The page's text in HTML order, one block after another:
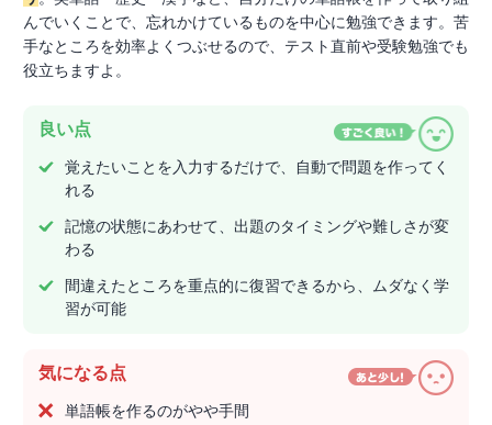
んでいくことで、忘れかけているものを中心に勉強できます。苦
手なところを効率よくつぶせるので、テスト直前や受験勉強でも
役立ちますよ。
良い点
覚えたいことを入力するだけで、自動で問題を作ってく
れる
記憶の状態にあわせて、出題のタイミングや難しさが変
わる
間違えたところを重点的に復習できるから、ムダなく学
習が可能
気になる点
単語帳を作るのがやや手間